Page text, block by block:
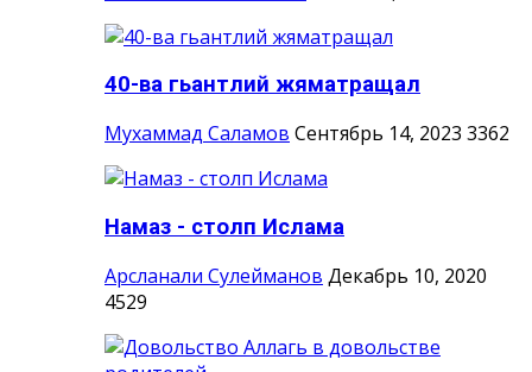
40-ва гьантлий жяматращал
Мухаммад Саламов Сентябрь 14, 2023 3362
Намаз - столп Ислама
Арсланали Сулейманов Декабрь 10, 2020
4529